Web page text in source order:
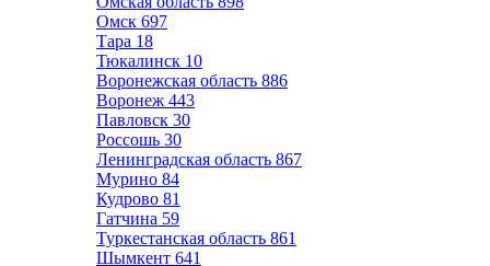
Омск 697
Тара 18
Тюкалинск 10
Воронежская область 886
Воронеж 443
Павловск 30
Россошь 30
Ленинградская область 867
Мурино 84
Кудрово 81
Гатчина 59
Туркестанская область 861
Шымкент 641